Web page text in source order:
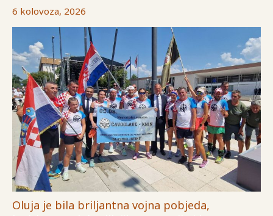
6 kolovoza, 2026
Oluja je bila briljantna vojna pobjeda,